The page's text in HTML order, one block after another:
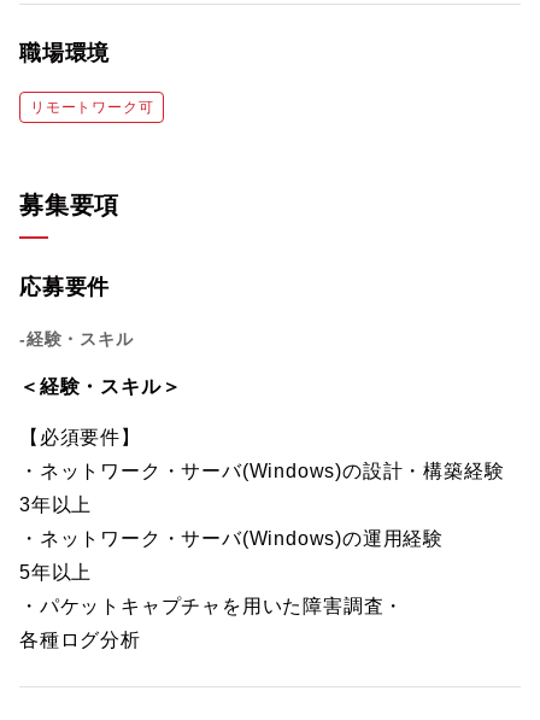
職場環境
リモートワーク可
募集要項
応募要件
-経験・スキル
＜経験・スキル＞
【必須要件】
・ネットワーク・サーバ(Windows)の設計・構築経験
3年以上
・ネットワーク・サーバ(Windows)の運用経験
5年以上
・パケットキャプチャを用いた障害調査・
各種ログ分析